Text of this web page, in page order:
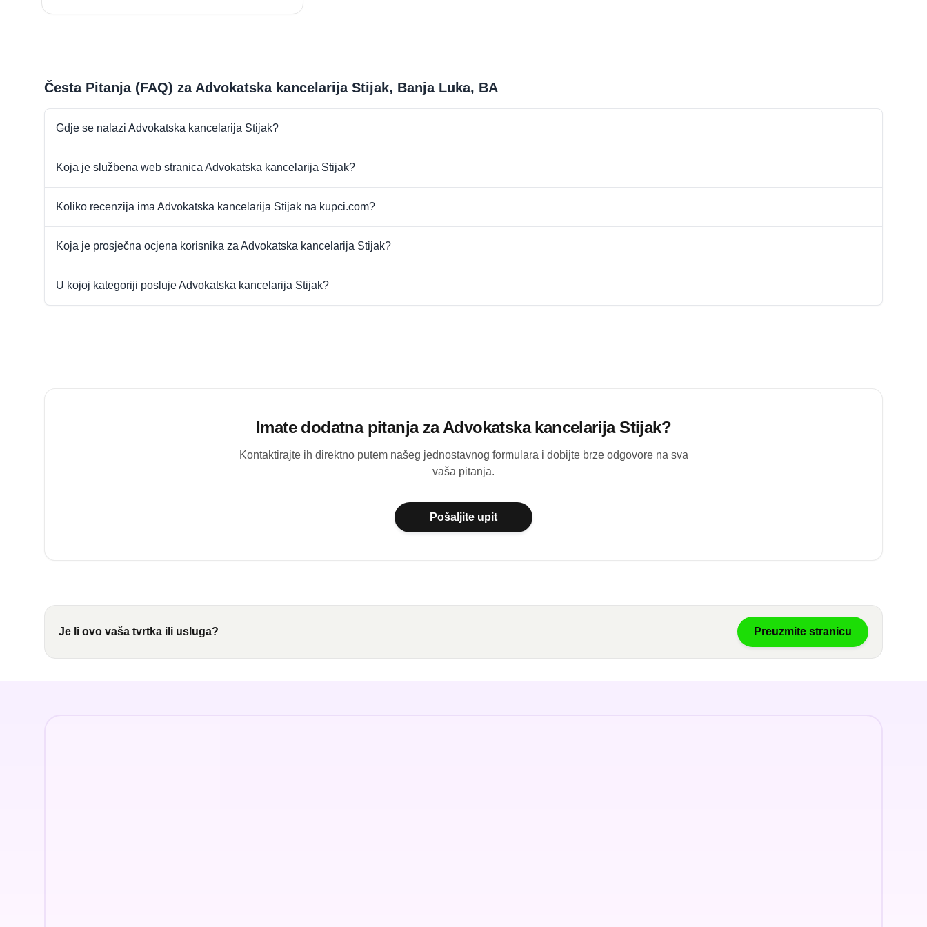
Česta Pitanja (FAQ) za Advokatska kancelarija Stijak, Banja Luka, BA
Gdje se nalazi Advokatska kancelarija Stijak?
Koja je službena web stranica Advokatska kancelarija Stijak?
Koliko recenzija ima Advokatska kancelarija Stijak na kupci.com?
Koja je prosječna ocjena korisnika za Advokatska kancelarija Stijak?
U kojoj kategoriji posluje Advokatska kancelarija Stijak?
Imate dodatna pitanja zaAdvokatska kancelarija Stijak?
Kontaktirajte ih direktno putem našeg jednostavnog formulara i dobijte brze odgovore na sva
vaša pitanja.
Pošaljite upit
Je li ovo vaša tvrtka ili usluga? Preuzmite stranicu